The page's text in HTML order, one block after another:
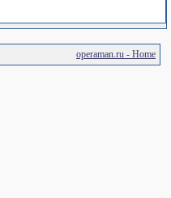
operaman.ru - Home